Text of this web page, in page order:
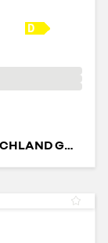
RENAULT RETAIL GROUP DEUTSCHLAND GMBH